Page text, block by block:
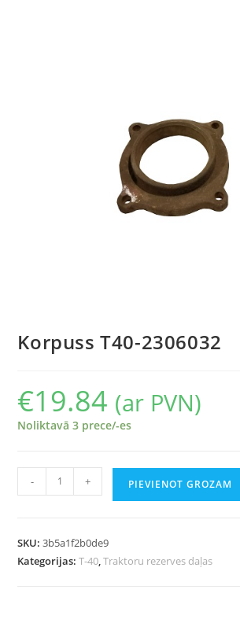
Korpuss T40-2306032
€19.84 (ar PVN)
Noliktavā 3 prece/-es
- + PIEVIENOT GROZAM
SKU:3b5a1f2b0de9
Kategorijas:T-40,Traktoru rezerves daļas